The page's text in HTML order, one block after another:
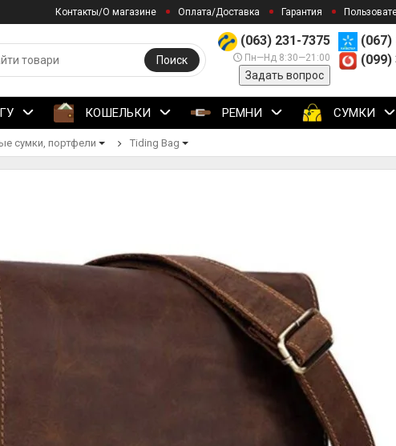
Контакты/О магазине Оплата/Доставка Гарантия
(063) 231-7375
Пн—Нд 8:30—21:00
Задать вопрос
(067)
(099)
Поиск
КОШЕЛЬКИ РЕМНИ СУМКИ
сумки, портфели Tiding Bag